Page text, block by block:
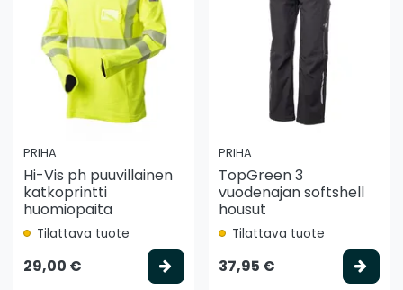
PRIHA
Hi-Vis ph puuvillainen
katkoprintti
huomiopaita
Tilattava tuote
29,00 € Valitse vaihtoehto
PRIHA
TopGreen 3
vuodenajan softshell
housut
Tilattava tuote
37,95 €